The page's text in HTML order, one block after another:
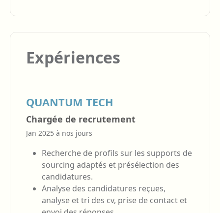
Expériences
QUANTUM TECH
Chargée de recrutement
Jan 2025 à nos jours
Recherche de profils sur les supports de
sourcing adaptés et présélection des
candidatures.
Analyse des candidatures reçues,
analyse et tri des cv, prise de contact et